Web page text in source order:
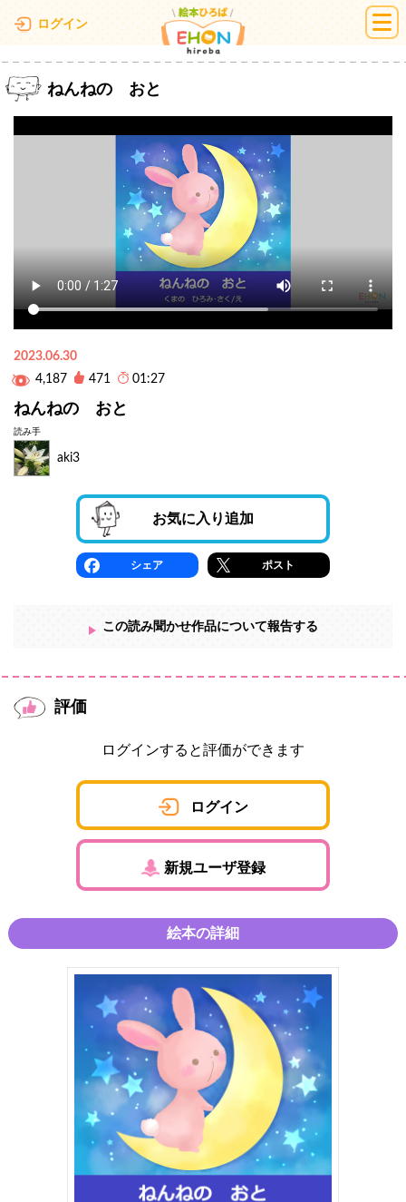
ログイン 絵本ひろば
ねんねの おと
2023.06.30
4,187
471 01:27
ねんねの おと
読み手
aki3
お気に入り追加
シェア ポスト
この読み聞かせ作品について報告する
評価
ログインすると評価ができます
ログイン
新規ユーザ登録
絵本の詳細